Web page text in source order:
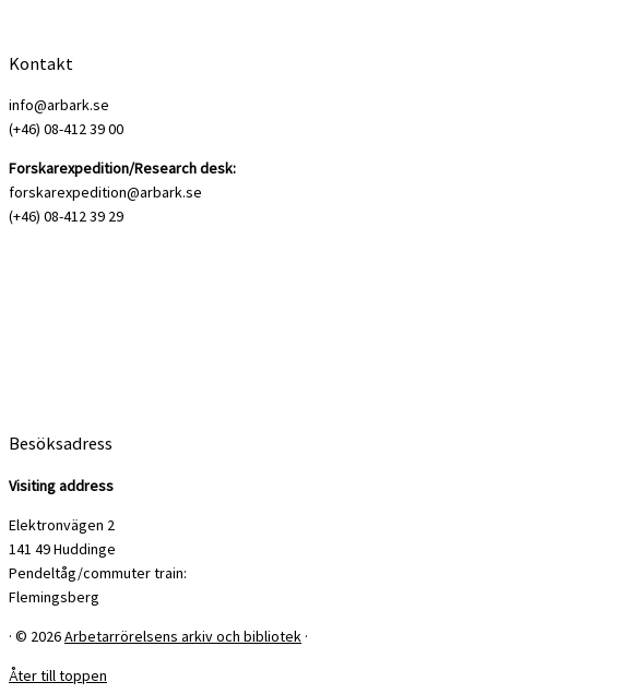
Kontakt
info@arbark.se
(+46) 08-412 39 00
Forskarexpedition/Research desk:
forskarexpedition@arbark.se
(+46) 08-412 39 29
Besöksadress
Visiting address
Elektronvägen 2
141 49 Huddinge
Pendeltåg/commuter train:
Flemingsberg
· © 2026Arbetarrörelsens arkiv och bibliotek ·
Åter till toppen